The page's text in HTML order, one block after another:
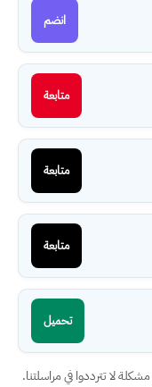
انضم
متابعة
متابعة
متابعة
تحميل
لا تترددوا في مراسلتنا.